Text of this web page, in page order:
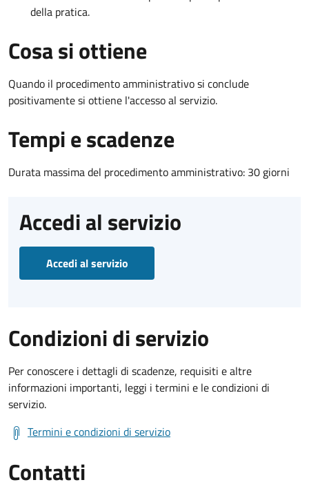
della pratica.
Cosa si ottiene
Quando il procedimento amministrativo si conclude
positivamente si ottiene l'accesso al servizio.
Tempi e scadenze
Durata massima del procedimento amministrativo: 30 giorni
Accedi al servizio
Accedi al servizio
Condizioni di servizio
Per conoscere i dettagli di scadenze, requisiti e altre
informazioni importanti, leggi i termini e le condizioni di
servizio.
Termini e condizioni di servizio
Contatti